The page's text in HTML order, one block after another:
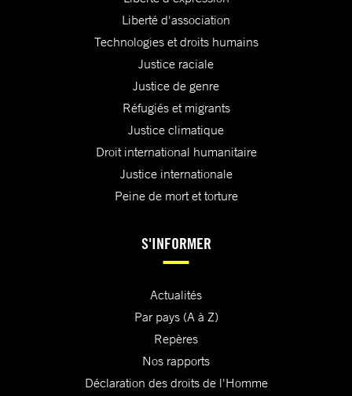
Liberté d'association
Technologies et droits humains
Justice raciale
Justice de genre
Réfugiés et migrants
Justice climatique
Droit international humanitaire
Justice internationale
Peine de mort et torture
S'INFORMER
Actualités
Par pays (A à Z)
Repères
Nos rapports
Déclaration des droits de l'Homme